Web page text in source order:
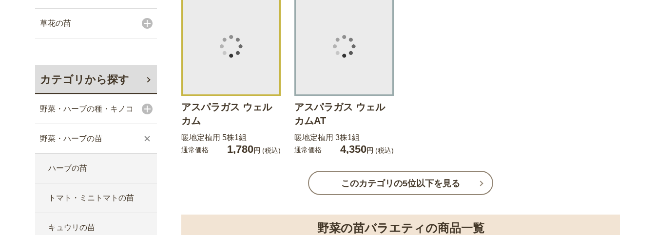
草花の苗
カテゴリから探す
野菜・ハーブの種・キノコ
野菜・ハーブの苗
ハーブの苗
トマト・ミニトマトの苗
キュウリの苗
アスパラガス ウェル
カム
暖地定植用 5株1組
通常価格 1,780円 (税込)
アスパラガス ウェル
カムAT
暖地定植用 3株1組
通常価格 4,350円 (税込)
このカテゴリの5位以下を見る
野菜の苗バラエティの商品一覧